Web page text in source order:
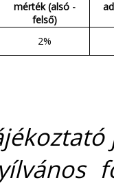
mérték (alsó -
felső)
2%